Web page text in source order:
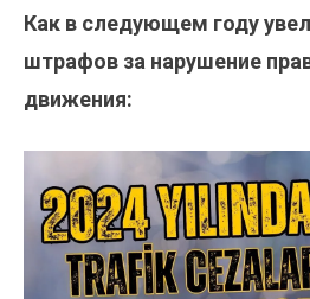
Как в следующем году
штрафов за нарушение
движения: